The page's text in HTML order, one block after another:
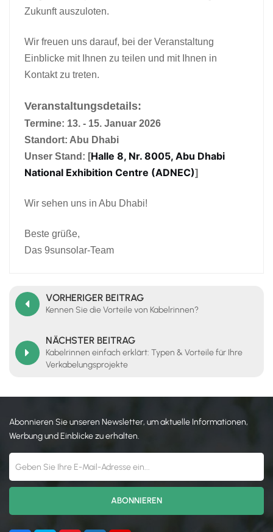
Zukunft auszuloten.
Wir freuen uns darauf, bei der Veranstaltung
Einblicke mit Ihnen zu teilen und mit Ihnen in
Kontakt zu treten.
Veranstaltungsdetails:
Termine: 13. - 15. Januar 2026
Standort: Abu Dhabi
Unser Stand: [Halle 8, Nr. 8005, Abu Dhabi
National Exhibition Centre (ADNEC)]
Wir sehen uns in Abu Dhabi!
Beste grüße,
Das 9sunsolar-Team
VORHERIGER BEITRAG
Kennen Sie die Vorteile von Kabelrinnen?
NÄCHSTER BEITRAG
Kabelrinnen einfach erklärt: Typen & Vorteile für Ihre
Verkabelungsprojekte
Abonnieren Sie unseren Newsletter, um aktuelle Informationen,
Werbung und Einblicke zu erhalten.